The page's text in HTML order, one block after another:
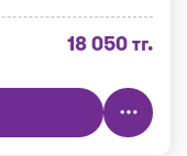
18 050 тг.